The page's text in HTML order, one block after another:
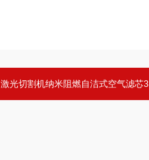
激光切割机纳米阻燃自洁式空气滤芯320*1000